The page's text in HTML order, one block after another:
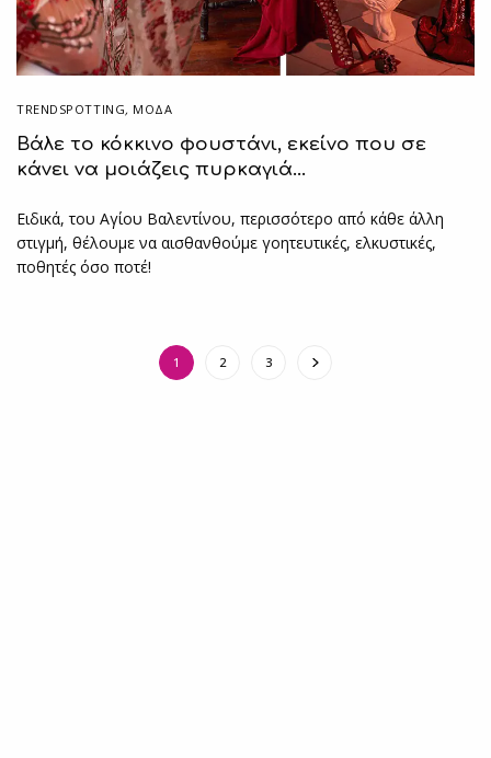
TRENDSPOTTING, ΜΟΔΑ
Βάλε το κόκκινο φουστάνι, εκείνο που σε
κάνει να μοιάζεις πυρκαγιά…
Ειδικά, του Αγίου Βαλεντίνου, περισσότερο από κάθε άλλη
στιγμή, θέλουμε να αισθανθούμε γοητευτικές, ελκυστικές,
ποθητές όσο ποτέ!
1 2 3